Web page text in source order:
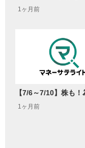
1ヶ月前
1ヶ月前